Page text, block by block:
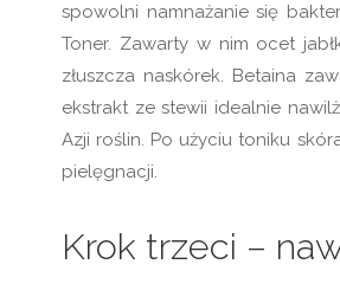
spowolni namnażanie się
Toner. Zawarty w nim ocet
złuszcza naskórek. Betaina
ekstrakt ze stewii idealnie
Azji roślin. Po użyciu toniku
pielęgnacji.
Krok trzeci –